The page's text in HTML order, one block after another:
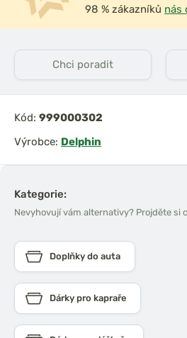
98 % zákazníků nás
Chci poradit
Kód: 999000302
Výrobce: Delphin
Kategorie:
Nevyhovují vám alternativy? Projděte si
Doplňky do auta
Dárky pro kapraře